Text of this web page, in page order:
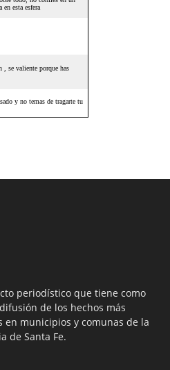
periodístico que tiene como
de los hechos más
municipios y comunas de la
de Santa Fe.